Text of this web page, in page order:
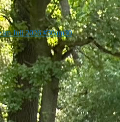
im Juli 2026 #30am30